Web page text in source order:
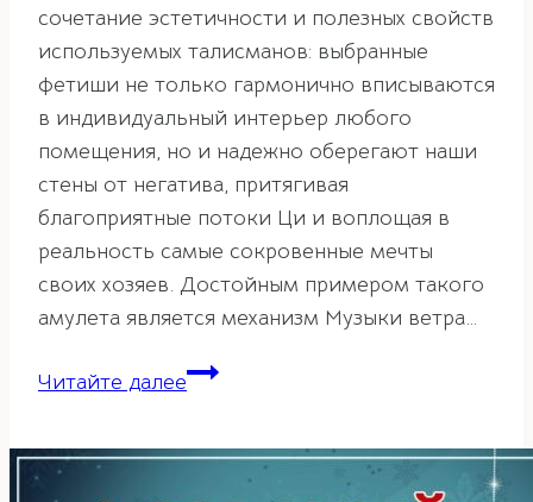
сочетание эстетичности и полезных свойств
используемых талисманов: выбранные
фетиши не только гармонично вписываются
в индивидуальный интерьер любого
помещения, но и надежно оберегают наши
стены от негатива, притягивая
благоприятные потоки Ци и воплощая в
реальность самые сокровенные мечты
своих хозяев. Достойным примером такого
амулета является механизм Музыки ветра…
Читайте далееМузыка